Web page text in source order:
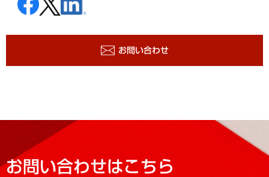
お問い合わせ
お問い合わせはこちら